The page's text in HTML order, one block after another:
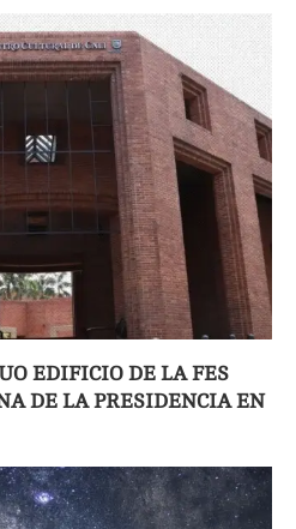
EDIFICIO DE LA FES
DE LA PRESIDENCIA EN